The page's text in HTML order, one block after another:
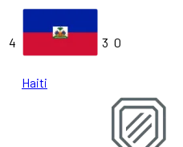
4
Haiti
3 0